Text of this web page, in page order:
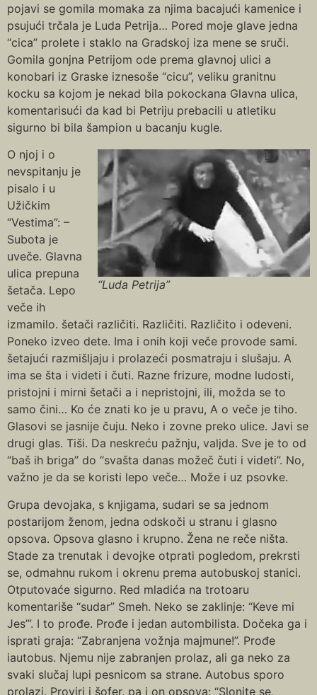
pojavi se gomila momaka za njima bacajući kamenice i
psujući trčala je Luda Petrija… Pored moje glave jedna
“cica” prolete i staklo na Gradskoj iza mene se sruči.
Gomila gonjna Petrijom ode prema glavnoj ulici a
konobari iz Graske iznesoše “cicu”, veliku granitnu
kocku sa kojom je nekad bila pokockana Glavna ulica,
komentarisući da kad bi Petriju prebacili u atletiku
sigurno bi bila šampion u bacanju kugle.
“Luda Petrija”
O njoj i o
nevspitanju je
pisalo i u
Užičkim
“Vestima”: –
Subota je
uveče. Glavna
ulica prepuna
šetača. Lepo
veče ih
izmamilo. šetači različiti. Različiti. Različito i odeveni.
Poneko izveo dete. Ima i onih koji veče provode sami.
šetajući razmišljaju i prolazeći posmatraju i slušaju. A
ima se šta i videti i čuti. Razne frizure, modne ludosti,
pristojni i mirni šetači a i nepristojni, ili, možda se to
samo čini… Ko će znati ko je u pravu, A o veče je tiho.
Glasovi se jasnije čuju. Neko i zovne preko ulice. Javi se
drugi glas. Tiši. Da neskreću pažnju, valjda. Sve je to od
“baš ih briga” do “svašta danas možeč čuti i videti”. No,
važno je da se koristi lepo veče… Može i uz psovke.
Grupa devojaka, s knjigama, sudari se sa jednom
postarijom ženom, jedna odskoči u stranu i glasno
opsova. Opsova glasno i krupno. Žena ne reče ništa.
Stade za trenutak i devojke otprati pogledom, prekrsti
se, odmahnu rukom i okrenu prema autobuskoj stanici.
Otputovaće sigurno. Red mladića na trotoaru
komentariše “sudar” Smeh. Neko se zaklinje: “Keve mi
Jes’”. I to prođe. Prođe i jedan autombilista. Dočeka ga i
isprati graja: “Zabranjena vožnja majmune!”. Prođe
iautobus. Njemu nije zabranjen prolaz, ali ga neko za
svaki slučaj lupi pesnicom sa strane. Autobus sporo
prolazi. Proviri i šofer, pa i on opsova: “Slonite se,